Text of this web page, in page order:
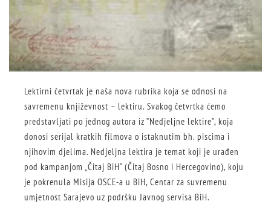
Lektirni četvrtak je naša nova rubrika koja se odnosi na
savremenu književnost – lektiru. Svakog četvrtka ćemo
predstavljati po jednog autora iz ”Nedjeljne lektire”, koja
donosi serijal kratkih filmova o istaknutim bh. piscima i
njihovim djelima. Nedjeljna lektira je temat koji je urađen
pod kampanjom „Čitaj BiH“ (Čitaj Bosno i Hercegovino), koju
je pokrenula Misija OSCE-a u BiH, Centar za suvremenu
umjetnost Sarajevo uz podršku Javnog servisa BiH.